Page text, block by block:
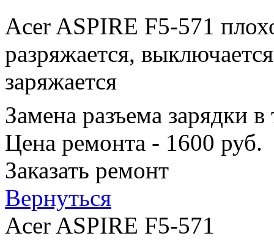
Acer ASPIRE F5-571
разряжается,
заряжается
Замена разъема зарядки
Цена ремонта - 1600 руб.
Заказать ремонт
Вернуться
Acer ASPIRE F5-571